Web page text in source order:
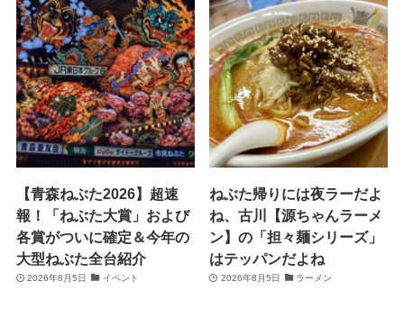
【青森ねぶた2026】超速
報！「ねぶた大賞」および
各賞がついに確定＆今年の
大型ねぶた全台紹介
2026年8月5日 イベント
ねぶた帰りには夜ラーだよ
ね、古川【源ちゃんラーメ
ン】の「担々麺シリーズ」
はテッパンだよね
2026年8月5日 ラーメン